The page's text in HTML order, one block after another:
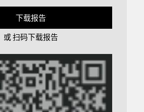
下载报告
或 扫码下载报告